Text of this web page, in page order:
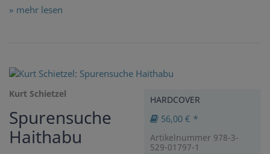
» mehr lesen
Kurt Schietzel
Spurensuche
Haithabu
HARDCOVER
56,00 € *
Artikelnummer 978-3-
529-01797-1